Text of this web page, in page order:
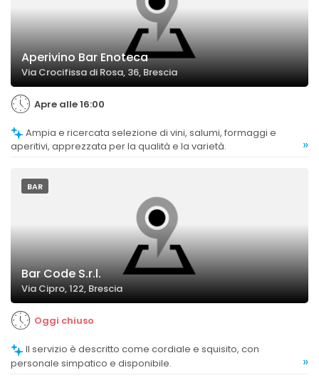
Aperivino Bar Enoteca
Via Crocifissa di Rosa, 36, Brescia
Apre alle 16:00
aperitivi, apprezzata per la qualità e la varietà.
»
BAR
Bar Code S.r.l.
Via Cipro, 122, Brescia
Oggi chiuso
personale simpatico e disponibile.
»